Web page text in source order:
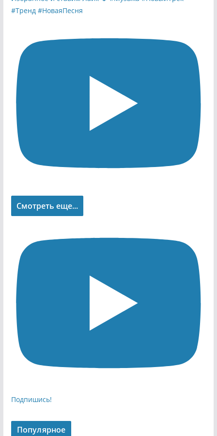
Смотреть еще...
Подпишись!
Популярное